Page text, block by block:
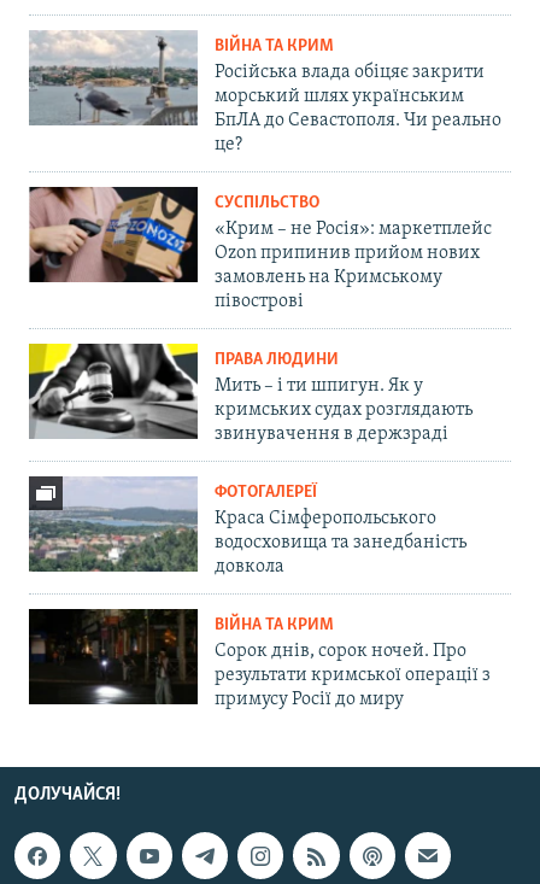
ВІЙНА ТА КРИМ
Російська влада обіцяє закрити
морський шлях українським
БпЛА до Севастополя. Чи реально
це?
СУСПІЛЬСТВО
«Крим – не Росія»: маркетплейс
Ozon припинив прийом нових
замовлень на Кримському
півострові
ПРАВА ЛЮДИНИ
Мить – і ти шпигун. Як у
кримських судах розглядають
звинувачення в держзраді
ФОТОГАЛЕРЕЇ
Краса Сімферопольського
водосховища та занедбаність
довкола
ВІЙНА ТА КРИМ
Сорок днів, сорок ночей. Про
результати кримської операції з
примусу Росії до миру
ДОЛУЧАЙСЯ!